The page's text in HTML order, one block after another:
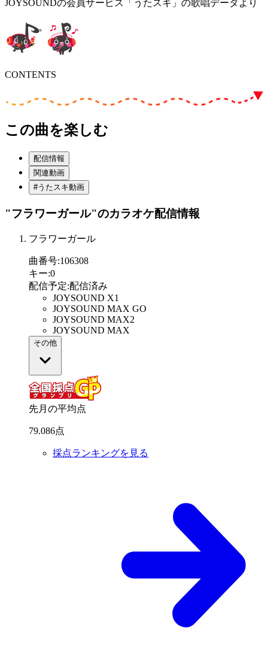
JOYSOUNDの会員サービス「うたスキ」の歌唱データより
CONTENTS
この曲を楽しむ
配信情報
関連動画
#うたスキ動画
"フラワーガール"のカラオケ配信情報
フラワーガール
曲番号:106308
キー:0
配信予定:配信済み
JOYSOUND X1
JOYSOUND MAX GO
JOYSOUND MAX2
JOYSOUND MAX
その他
先月の平均点
79.086点
採点ランキングを見る